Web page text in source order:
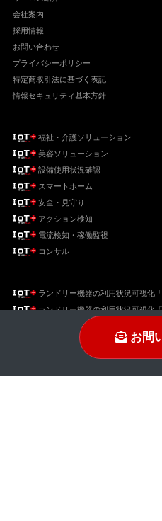
お問
会社案内
採用情報
お問い合わせ
プライバシーポリシー
特定商取引法に基づく表記
情報セキュリティ基本方針
福祉・介護ソリューション
美容ソリューション
設備使用状況確認
スマートホーム
安全・見守り
アクション検知
電流検知・稼働監視
コンサル
ランドリー機器の利用状況可視化
ランドリー機器の利用状況可視化
トレーニング機器利用状況可視化「
ポスト投函の可視化「B's AI ポス
不法投棄監視「B's AI パトロール」
混雑状況可視化 「B's AI Mosaic」